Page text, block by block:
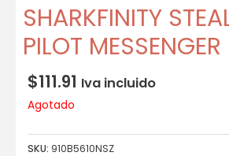
SHARKFINITY
PILOT
$111.91 Iva incluido
Agotado
SKU: 910B5610NSZ